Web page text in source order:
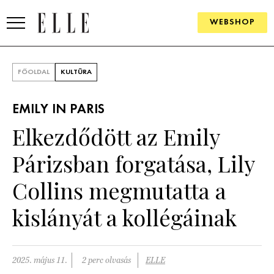
WEBSHOP
SZÉPSÉG
PSZICHÉ
PÁRKAPCSOLAT
FŐOLDAL KULTÚRA
EMILY IN PARIS
Elkezdődött az Emily
Párizsban forgatása, Lily
Collins megmutatta a
kislányát a kollégáinak
2025. május 11. 2 perc olvasás ELLE